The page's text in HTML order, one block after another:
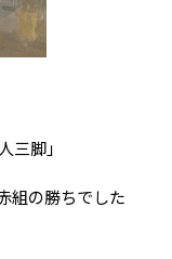
三脚」
組の勝ちでした